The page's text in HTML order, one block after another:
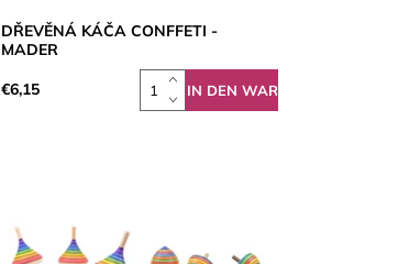
DŘEVĚNÁ KÁČA CONFFETI -
MADER
€6,15